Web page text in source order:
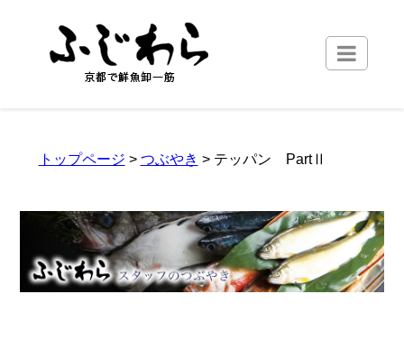
トップページ > つぶやき > テッパン PartⅡ